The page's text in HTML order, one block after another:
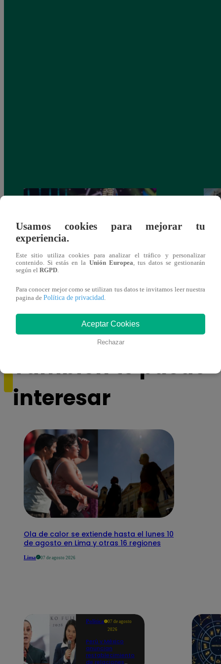
ganadora de Yo Soy: Nueva Generación!
También te puede
interesar
Ola de calor se extiende hasta el lunes 10
de agosto en Lima y otras 16 regiones
Lima 07 de agosto 2026
Política
07 de agosto
2026
Perú y México
anuncian
restablecimiento
de relaciones
Usamos cookies para mejorar tu
experiencia.
Este sitio utiliza cookies para analizar el tráfico y personalizar
contenido. Si estás en la Unión Europea , tus datos se gestionarán
según el RGPD
Para conocer mejor como se utilizan tus datos te invitamos leer nuestra
pagina de Política de privacidad
Aceptar Cookies
Rechazar